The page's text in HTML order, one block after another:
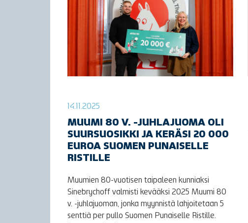
14.11.2025
MUUMI 80 V. -JUHLAJUOMA OLI
SUURSUOSIKKI JA KERÄSI 20 000
EUROA SUOMEN PUNAISELLE
RISTILLE
Muumien 80-vuotisen taipaleen kunniaksi
Sinebrychoff valmisti kevääksi 2025 Muumi 80
v. -juhlajuoman, jonka myynnistä lahjoitetaan 5
senttiä per pullo Suomen Punaiselle Ristille.